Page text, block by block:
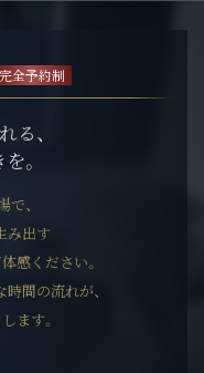
完全予約制
る、
。
、
み出す
感ください。
間の流れが、
ます。